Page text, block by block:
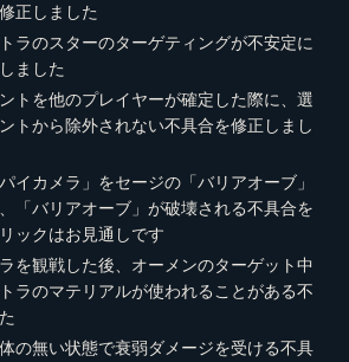
正しました
ラのスターのターゲティングが不安定に
ました
トを他のプレイヤーが確定した際に、選
トから除外されない不具合を修正しまし
イカメラ」をセージの「バリアオーブ」
「バリアオーブ」が破壊される不具合を
ックはお見通しです
を観戦した後、オーメンのターゲット中
ラのマテリアルが使われることがある不
の無い状態で衰弱ダメージを受ける不具